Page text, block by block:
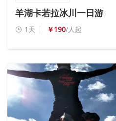
羊湖卡若拉冰川一日游
 1天 ￥190/人起